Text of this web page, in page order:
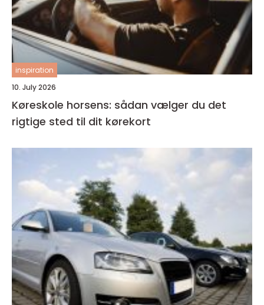
inspiration
10. July 2026
Køreskole horsens: sådan vælger du det
rigtige sted til dit kørekort